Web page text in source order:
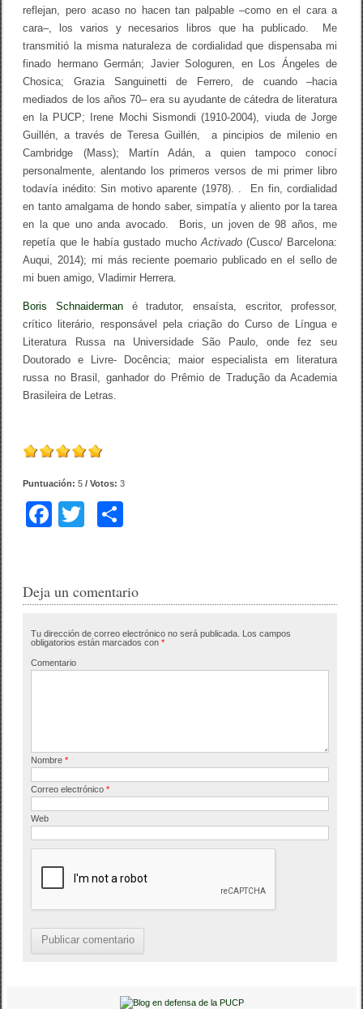
reflejan, pero acaso no hacen tan palpable –como en el cara a
cara–, los varios y necesarios libros que ha publicado. Me
transmitió la misma naturaleza de cordialidad que dispensaba mi
finado hermano Germán; Javier Sologuren, en Los Ángeles de
Chosica; Grazia Sanguinetti de Ferrero, de cuando –hacia
mediados de los años 70– era su ayudante de cátedra de literatura
en la PUCP; Irene Mochi Sismondi (1910-2004), viuda de Jorge
Guillén, a través de Teresa Guillén, a pincipios de milenio en
Cambridge (Mass); Martín Adán, a quien tampoco conocí
personalmente, alentando los primeros versos de mi primer libro
todavía inédito: Sin motivo aparente (1978). . En fin, cordialidad
en tanto amalgama de hondo saber, simpatía y aliento por la tarea
en la que uno anda avocado. Boris, un joven de 98 años, me
repetía que le había gustado muchoActivado(Cusco/ Barcelona:
Auqui, 2014); mi más reciente poemario publicado en el sello de
mi buen amigo, Vladimir Herrera.
Boris Schnaiderman é tradutor, ensaísta, escritor, professor,
crítico literário, responsável pela criação do Curso de Língua e
Literatura Russa na Universidade São Paulo, onde fez seu
Doutorado e Livre- Docência; maior especialista em literatura
russa no Brasil, ganhador do Prêmio de Tradução da Academia
Brasileira de Letras.
Puntuación:5 / Votos:3
F
e
o
o
er p
tir
Deja un comentario
Tu dirección de correo electrónico no será publicada. Los campos
obligatorios están marcados con*
Comentario
Nombre*
Correo electrónico*
Web